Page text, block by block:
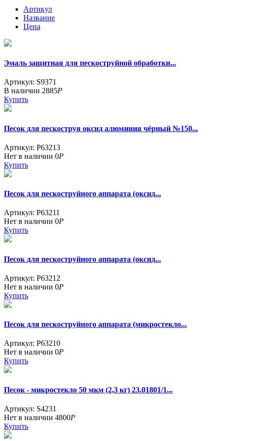
Артикул
Название
Цена
Эмаль защитная для пескоструйной обработки...
Артикул: S9371
В наличии 2885Р
Купить
Песок для пескоструя оксид алюминия чёрный №150...
Артикул: P63213
Нет в наличии 0Р
Купить
Песок для пескоструйного аппарата (оксид...
Артикул: P63211
Нет в наличии 0Р
Купить
Песок для пескоструйного аппарата (оксид...
Артикул: P63212
Нет в наличии 0Р
Купить
Песок для пескоструйного аппарата (микростекло...
Артикул: P63210
Нет в наличии 0Р
Купить
Песок - микростекло 50 мкм (2,3 кг) 23.01801/1...
Артикул: S4231
Нет в наличии 4800Р
Купить